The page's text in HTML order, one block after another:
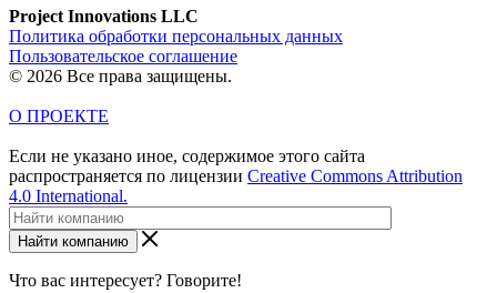
Project Innovations LLC
Политика обработки персональных данных
Пользовательское соглашение
© 2026 Все права защищены.
О ПРОЕКТЕ
Если не указано иное, содержимое этого сайта
распространяется по лицензии Creative Commons Attribution
4.0 International.
Найти компанию
Что вас интересует? Говорите!